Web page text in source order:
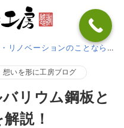
リノベーションのことなら
想いを形に工房ブログ
リウム鋼板と
説！